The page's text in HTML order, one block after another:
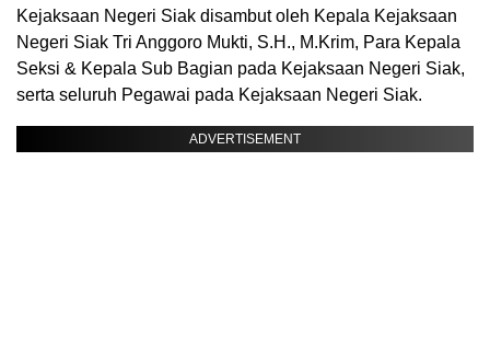
Kejaksaan Negeri Siak disambut oleh Kepala Kejaksaan
Negeri Siak Tri Anggoro Mukti, S.H., M.Krim, Para Kepala
Seksi & Kepala Sub Bagian pada Kejaksaan Negeri Siak,
serta seluruh Pegawai pada Kejaksaan Negeri Siak.
ADVERTISEMENT